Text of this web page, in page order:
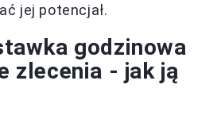
jej potencjał.
godzinowa
zlecenia - jak ją